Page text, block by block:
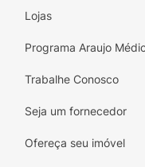
para pacientes
à
equilibrada.
(Volume):
Lojas
Programa Araujo
Trabalhe Conosco
Seja um fornecedor
Ofereça seu imóvel